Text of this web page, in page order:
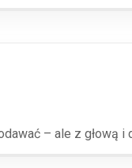
– ale z głową i